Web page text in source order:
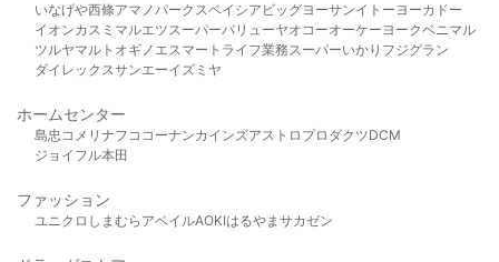
いなげや西條アマノパークスベイシア ビッグヨーサンイトーヨーカドー
イオンカスミ マルエツスーパーバリューヤオコーオーケー ヨークベニマル
ツルヤマルト オギノ エスマート ライフ業務スーパーいかり フジグラン
ダイレックスサンエーイズミヤ
ホームセンター
島忠 コメリ ナフコ コーナンカインズアストロプロダクツDCM
ジョイフル本田
ファッション
ユニクロ しまむら アベイルAOKIはるやま サカゼン